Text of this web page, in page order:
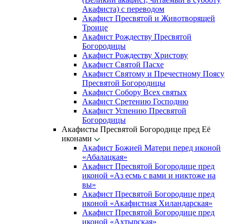
Акафиста) с переводом
Акафист Пресвятой и Животворящей
Троице
Акафист Рождеству Пресвятой
Богородицы
Акафист Рождеству Христову
Акафист Святой Пасхе
Акафист Святому и Пречестному Поясу
Пресвятой Богородицы
Акафист Собору Всех святых
Акафист Сретению Господню
Акафист Успению Пресвятой
Богородицы
Акафисты Пресвятой Богородице пред Её
иконами
Акафист Божией Матери перед иконой
«Абалацкая»
Акафист Пресвятой Богородице пред
иконой «Аз есмь с вами и никтоже на
вы»
Акафист Пресвятой Богородице пред
иконой «Акафистная Хиландарская»
Акафист Пресвятой Богородице пред
иконой «Ахтырская»